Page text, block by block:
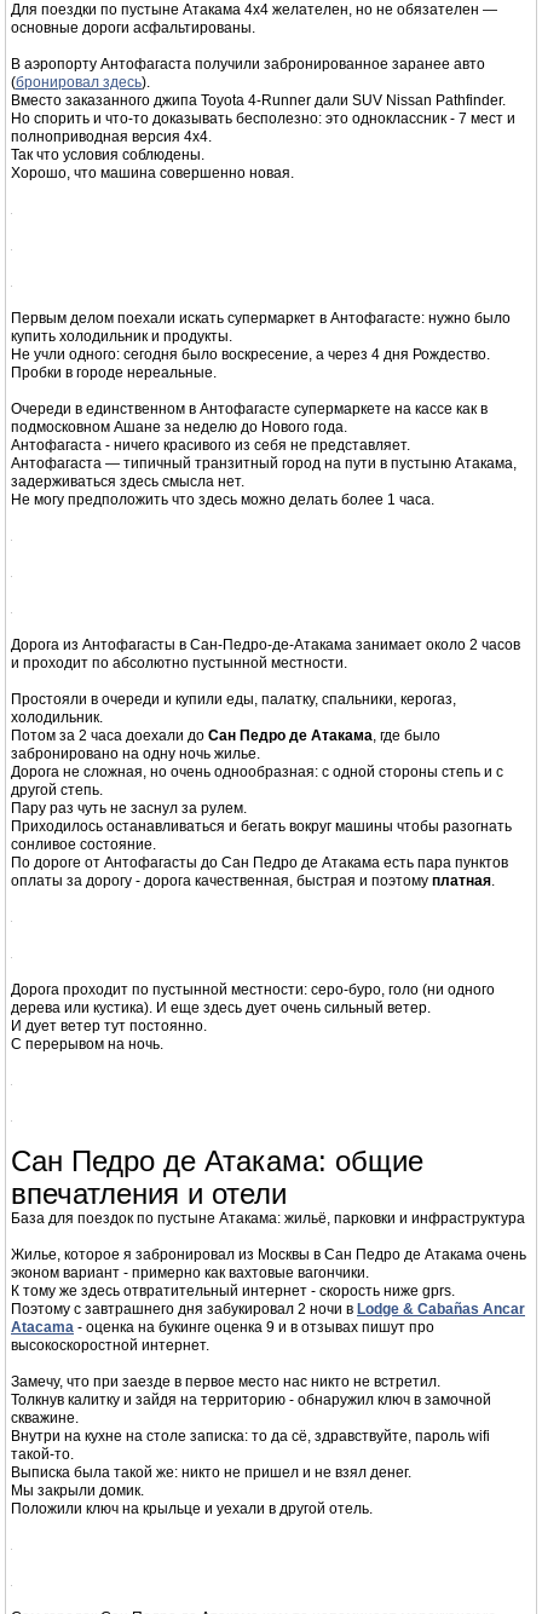
Но поспать нормально все равно не удалось - прилетели в Сантьяго в
полночь, следующий рейс у нас был в 8 утра.
Получилось ночное стояние в очереди к стойке регистрации на рейс Sky
Airlines доАнтофагаста.
Хорошо, что в аэропорту есть vip зал куда можно зайти по Priority Pass или
черной Master Card.
Для поездки по пустыне Атакама 4x4 желателен, но не обязателен —
основные дороги асфальтированы.
(бронировал здесь).
Вместо заказанного джипа Toyota 4-Runner дали SUV Nissan Pathfinder.
Но спорить и что-то доказывать бесполезно: это одноклассник - 7 мест и
полноприводная версия 4х4.
Так что условия соблюдены.
Хорошо, что машина совершенно новая.
Первым делом поехали искать супермаркет в Антофагасте: нужно было
купить холодильник и продукты.
Пробки в городе нереальные.
Очереди в единственном в Антофагасте супермаркете на кассе как в
подмосковном Ашане за неделю до Нового года.
Антофагаста - ничего красивого из себя не представляет.
Антофагаста — типичный транзитный город на пути в пустыню Атакама,
задерживаться здесь смысла нет.
Не могу предположить что здесь можно делать более 1 часа.
Дорога из Антофагасты в Сан-Педро-де-Атакама занимает около 2 часов
и проходит по абсолютно пустынной местности.
Простояли в очереди и купили еды, палатку, спальники, керогаз,
холодильник.
забронировано на одну ночь жилье.
другой степь.
Приходилось останавливаться и бегать вокруг машины чтобы разогнать
сонливое состояние.
По дороге от Антофагасты до Сан Педро де Атакама есть пара пунктов
оплаты за дорогу - дорога качественная, быстрая и поэтомуплатная.
Дорога проходит по пустынной местности: серо-буро, голо (ни одного
дерева или кустика). И еще здесь дует очень сильный ветер.
С перерывом на ночь.
Сан Педро де Атакама: общие
впечатления и отели
База для поездок по пустыне Атакама: жильё, парковки и инфраструктура
Жилье, которое я забронировал из Москвы в Сан Педро де Атакама очень